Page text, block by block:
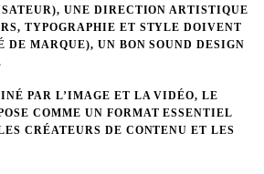
UNE DIRECTION ARTISTIQUE
TYPOGRAPHIE ET STYLE DOIVENT
DE MARQUE), UN BON SOUND DESIGN
PAR L’IMAGE ET LA VIDÉO, LE
COMME UN FORMAT ESSENTIEL
CRÉATEURS DE CONTENU ET LES